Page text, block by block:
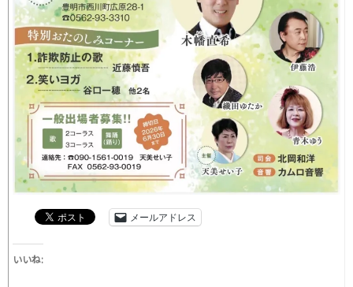
メールアドレス
いいね: